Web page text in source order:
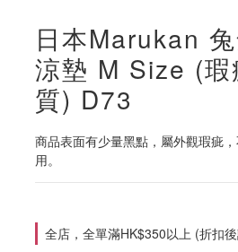
日本Marukan
涼墊 M Size (瑕
質) D73
商品表面有少量黑點，屬外觀瑕疵
用。
全店，全單滿HK$350以上 (折扣